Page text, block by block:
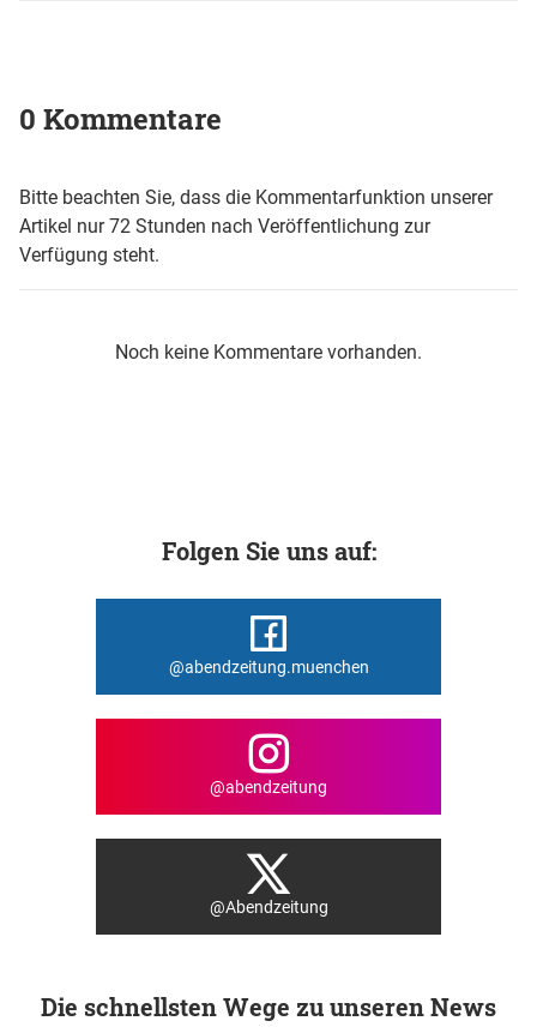
0 Kommentare
Bitte beachten Sie, dass die Kommentarfunktion unserer
Artikel nur 72 Stunden nach Veröffentlichung zur
Verfügung steht.
Noch keine Kommentare vorhanden.
Folgen Sie uns auf:
@abendzeitung.muenchen
@abendzeitung
@Abendzeitung
Die schnellsten Wege zu unseren News